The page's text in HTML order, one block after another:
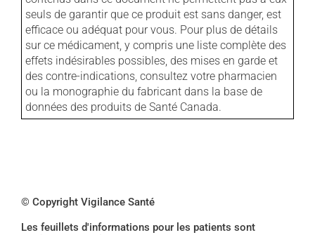
seuls de garantir que ce produit est sans danger, est
efficace ou adéquat pour vous. Pour plus de détails
sur ce médicament, y compris une liste complète des
effets indésirables possibles, des mises en garde et
des contre-indications, consultez votre pharmacien
ou la monographie du fabricant dans la base de
données des produits de Santé Canada.
© Copyright Vigilance Santé
Les feuillets d'informations pour les patients sont